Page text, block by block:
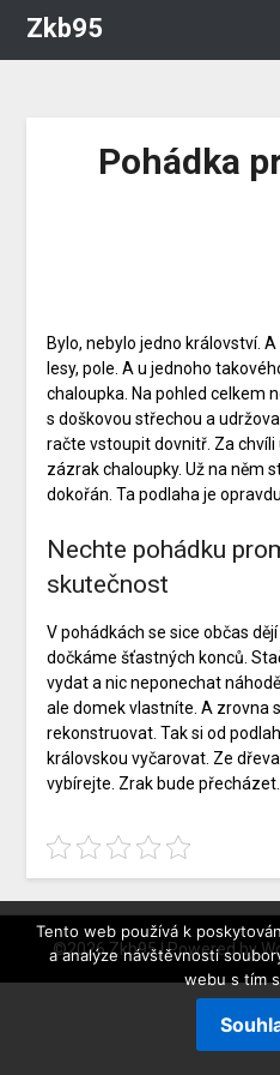
Zkb95
Pohádka
Bylo, nebylo jedno království.
lesy, pole. A u jednoho
chaloupka. Na pohled celkem
s doškovou střechou a
račte vstoupit dovnitř. Za
zázrak chaloupky. Už na něm
dokořán. Ta podlaha je
Nechte pohádku
skutečnost
V pohádkách se sice občas
dočkáme šťastných konců.
vydat a nic neponechat
ale domek vlastníte. A zrovna
rekonstruovat. Tak si od
královskou vyčarovat. Ze
vybírejte. Zrak bude přecházet.
©2026 Zkb95| Powered by
Tento web používá k
a analýze návštěvnosti
webu s tím